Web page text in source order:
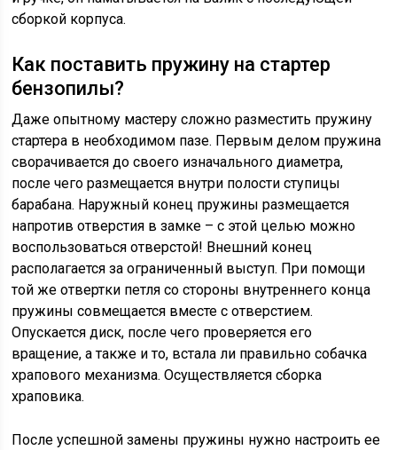
сборкой корпуса.
Как поставить пружину на стартер
бензопилы?
Даже опытному мастеру сложно разместить пружину
стартера в необходимом пазе. Первым делом пружина
сворачивается до своего изначального диаметра,
после чего размещается внутри полости ступицы
барабана. Наружный конец пружины размещается
напротив отверстия в замке – с этой целью можно
воспользоваться отверстой! Внешний конец
располагается за ограниченный выступ. При помощи
той же отвертки петля со стороны внутреннего конца
пружины совмещается вместе с отверстием.
Опускается диск, после чего проверяется его
вращение, а также и то, встала ли правильно собачка
храпового механизма. Осуществляется сборка
храповика.
После успешной замены пружины нужно настроить ее